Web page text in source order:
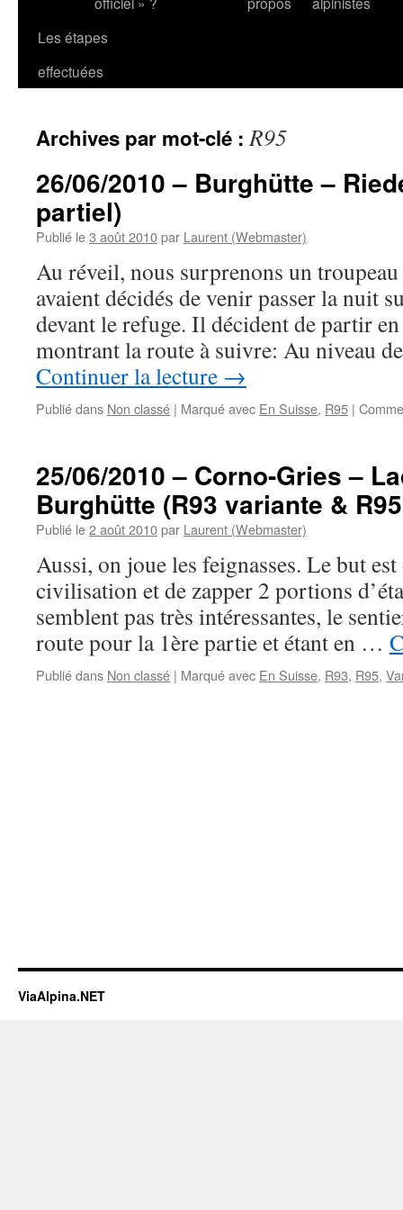
Les étapes
effectuées
Archives par mot-clé :R95
26/06/2010 – Burghütte –
partiel)
Publié le3 août 2010par Laurent (Webmaster)
Au réveil, nous surprenons un
avaient décidés de venir passer la nuit
devant le refuge. Il décident de partir
montrant la route à suivre: Au niveau
Continuer la lecture →
Publié dans Non classé | Marqué avec En Suisse, R95 |
25/06/2010 – Corno-Gries –
Burghütte (R93 variante &
Publié le2 août 2010par Laurent (Webmaster)
Aussi, on joue les feignasses. Le but
civilisation et de zapper 2 portions
semblent pas très intéressantes, le
route pour la 1ère partie et étant en …
Publié dans Non classé | Marqué avec En Suisse, R93, R95,
ViaAlpina.NET